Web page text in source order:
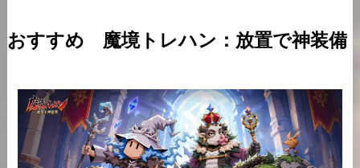
おすすめ 魔境トレハン：放置で神装備